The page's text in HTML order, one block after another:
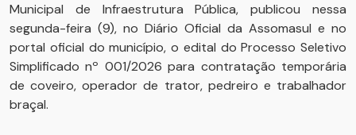
Municipal de Infraestrutura Pública, publicou nessa
segunda-feira (9), no Diário Oficial da Assomasul e no
portal oficial do município, o edital do Processo Seletivo
Simplificado nº 001/2026 para contratação temporária
de coveiro, operador de trator, pedreiro e trabalhador
braçal.